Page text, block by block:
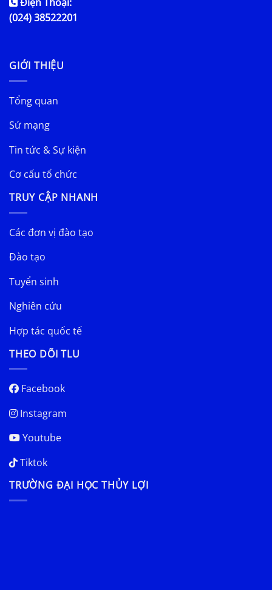
(024) 38522201
GIỚI THIỆU
Tổng quan
Sứ mạng
Tin tức & Sự kiện
Cơ cấu tổ chức
TRUY CẬP NHANH
Các đơn vị đào tạo
Đào tạo
Tuyển sinh
Nghiên cứu
Hợp tác quốc tế
THEO DÕI TLU
Facebook
Instagram
Youtube
Tiktok
TRƯỜNG ĐẠI HỌC THỦY LỢI